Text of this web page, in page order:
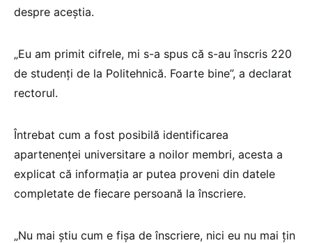
despre aceștia.
„Eu am primit cifrele, mi s-a spus că s-au înscris 220
de studenți de la Politehnică. Foarte bine”, a declarat
rectorul.
Întrebat cum a fost posibilă identificarea
apartenenței universitare a noilor membri, acesta a
explicat că informația ar putea proveni din datele
completate de fiecare persoană la înscriere.
„Nu mai știu cum e fișa de înscriere, nici eu nu mai țin